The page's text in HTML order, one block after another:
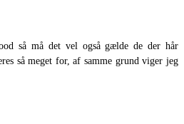
så må det vel også gælde de der hår
så meget for, af samme grund viger jeg